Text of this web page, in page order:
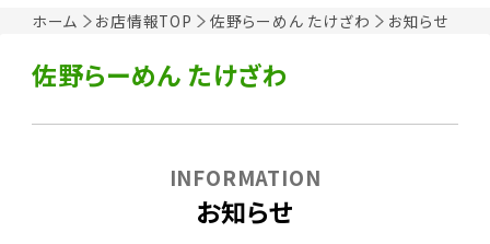
ホーム お店情報TOP 佐野らーめん たけざわ お知らせ
佐野らーめん たけざわ
お知らせ
INFORMATION